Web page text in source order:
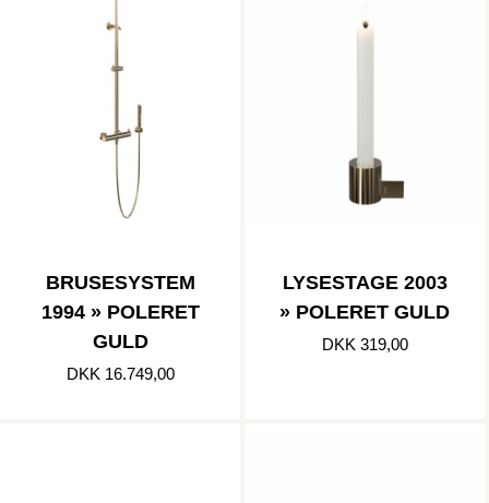
BRUSESYSTEM
1994 » POLERET
GULD
DKK 16.749,00
LYSESTAGE 2003
» POLERET GULD
DKK 319,00